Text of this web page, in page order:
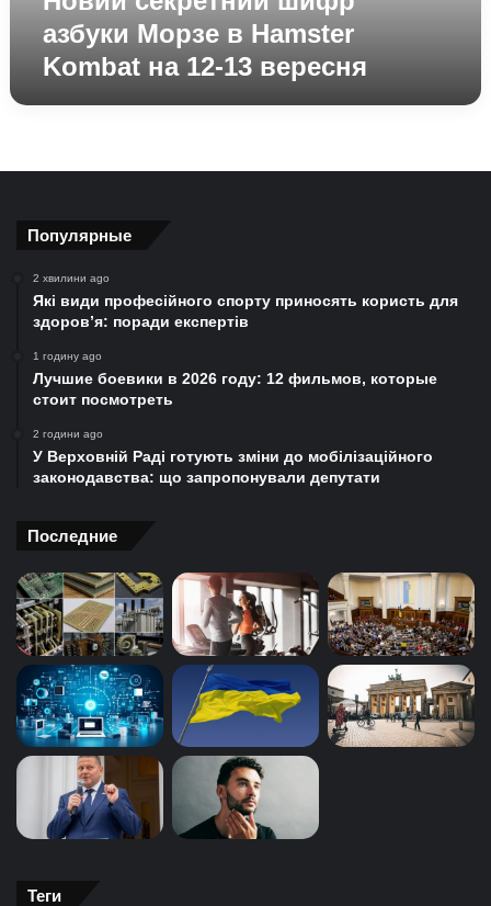
вересняазбуки Морзе в Hamster
Kombat на 12-13 вересня
Популярные
2 хвилини ago
Які види професійного спорту приносять користь для
здоров’я: поради експертів
1 годину ago
Лучшие боевики в 2026 году: 12 фильмов, которые
стоит посмотреть
2 години ago
У Верховній Раді готують зміни до мобілізаційного
законодавства: що запропонували депутати
Последние
Теги